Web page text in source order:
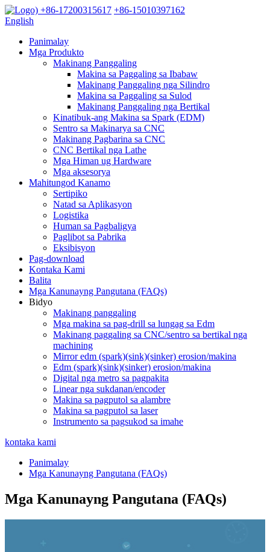
+86-17200315617 +86-15010397162
English
Panimalay
Mga Produkto
Makinang Panggaling
Makina sa Paggaling sa Ibabaw
Makinang Panggaling nga Silindro
Makina sa Paggaling sa Sulod
Makinang Panggaling nga Bertikal
Kinatibuk-ang Makina sa Spark (EDM)
Sentro sa Makinarya sa CNC
Makinang Pagbarina sa CNC
CNC Bertikal nga Lathe
Mga Himan ug Hardware
Mga aksesorya
Mahitungod Kanamo
Sertipiko
Natad sa Aplikasyon
Logistika
Human sa Pagbaligya
Paglibot sa Pabrika
Eksibisyon
Pag-download
Kontaka Kami
Balita
Mga Kanunayng Pangutana (FAQs)
Bidyo
Makinang panggaling
Mga makina sa pag-drill sa lungag sa Edm
Makinang paggaling sa CNC/sentro sa bertikal nga
machining
Mirror edm (spark)(sink)(sinker) erosion/makina
Edm (spark)(sink)(sinker) erosion/makina
Digital nga metro sa pagpakita
Linear nga sukdanan/encoder
Makina sa pagputol sa alambre
Makina sa pagputol sa laser
Instrumento sa pagsukod sa imahe
kontaka kami
Panimalay
Mga Kanunayng Pangutana (FAQs)
Mga Kanunayng Pangutana (FAQs)